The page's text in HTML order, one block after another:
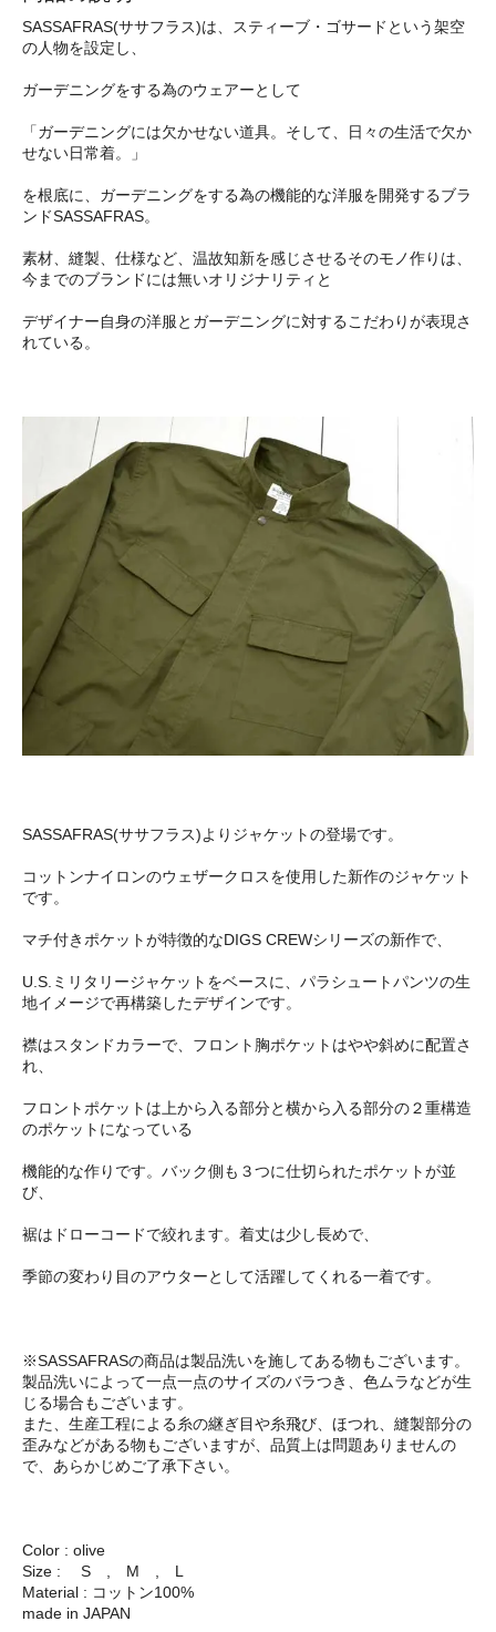
SASSAFRAS(ササフラス)は、スティーブ・ゴサードという架空
の人物を設定し、
ガーデニングをする為のウェアーとして
「ガーデニングには欠かせない道具。そして、日々の生活で欠か
せない日常着。」
を根底に、ガーデニングをする為の機能的な洋服を開発するブラ
ンドSASSAFRAS。
素材、縫製、仕様など、温故知新を感じさせるそのモノ作りは、
今までのブランドには無いオリジナリティと
デザイナー自身の洋服とガーデニングに対するこだわりが表現さ
れている。
SASSAFRAS(ササフラス)よりジャケットの登場です。
コットンナイロンのウェザークロスを使用した新作のジャケット
です。
マチ付きポケットが特徴的なDIGS CREWシリーズの新作で、
U.S.ミリタリージャケットをベースに、パラシュートパンツの生
地イメージで再構築したデザインです。
襟はスタンドカラーで、フロント胸ポケットはやや斜めに配置さ
れ、
フロントポケットは上から入る部分と横から入る部分の２重構造
のポケットになっている
機能的な作りです。バック側も３つに仕切られたポケットが並
び、
裾はドローコードで絞れます。着丈は少し長めで、
季節の変わり目のアウターとして活躍してくれる一着です。
※SASSAFRASの商品は製品洗いを施してある物もございます。
製品洗いによって一点一点のサイズのバラつき、色ムラなどが生
じる場合もございます。
また、生産工程による糸の継ぎ目や糸飛び、ほつれ、縫製部分の
歪みなどがある物もございますが、品質上は問題ありませんの
で、あらかじめご了承下さい。
Color : olive
Size : S , M , L
Material : コットン100%
made in JAPAN